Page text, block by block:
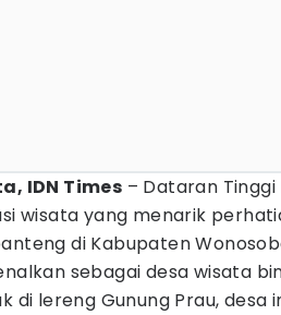
IDN Times – Dataran Tinggi
wisata yang menarik
di Kabupaten
sebagai desa wisata
di lereng Gunung Prau,